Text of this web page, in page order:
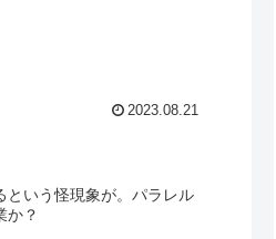
2023.08.21
という怪現象が。パラレル
か？